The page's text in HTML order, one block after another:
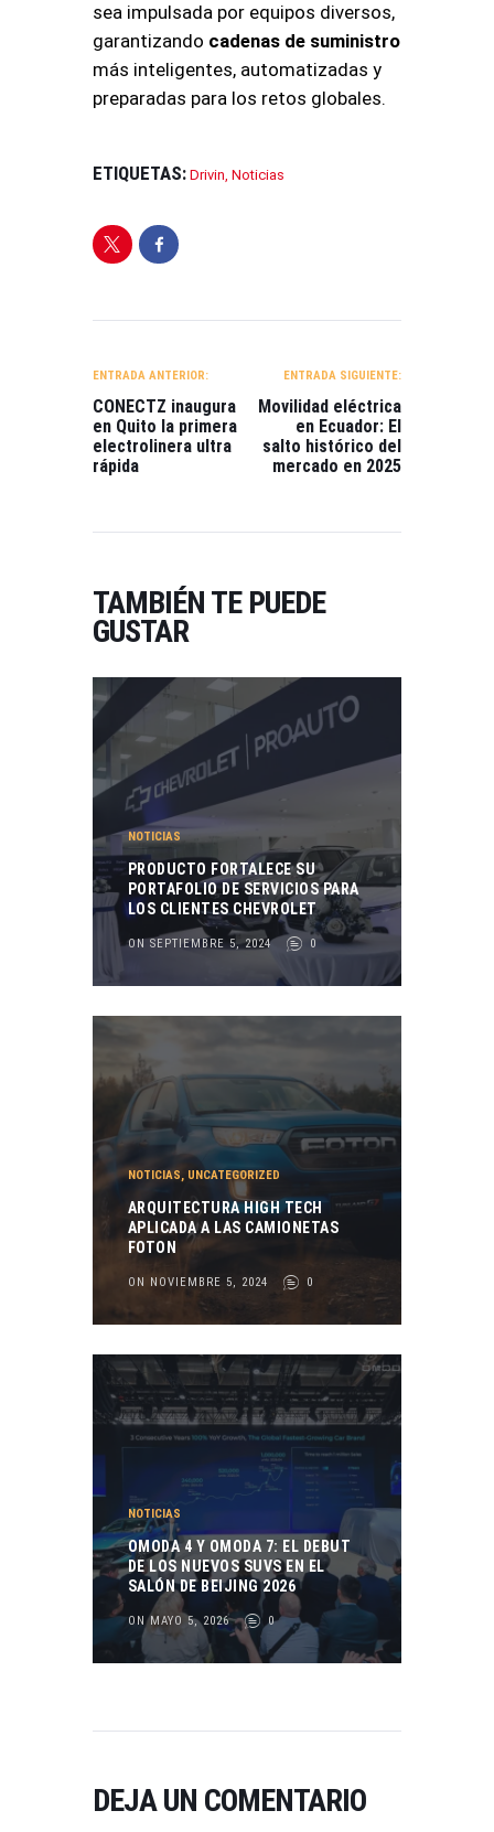
sea impulsada por equipos diversos,
garantizando cadenas de suministro
más inteligentes, automatizadas y
preparadas para los retos globales.
ETIQUETAS: Drivin, Noticias
ENTRADAS
ENTRADA ANTERIOR:
CONECTZ inaugura
en Quito la primera
electrolinera ultra
rápida
ENTRADA SIGUIENTE:
Movilidad eléctrica
en Ecuador: El
salto histórico del
mercado en 2025
TAMBIÉN TE PUEDE
GUSTAR
NOTICIAS
PRODUCTO FORTALECE SU
PORTAFOLIO DE SERVICIOS PARA
LOS CLIENTES CHEVROLET
ON SEPTIEMBRE 5, 2024 0
NOTICIAS, UNCATEGORIZED
ARQUITECTURA HIGH TECH
APLICADA A LAS CAMIONETAS
FOTON
ON NOVIEMBRE 5, 2024 0
NOTICIAS
OMODA 4 Y OMODA 7: EL DEBUT
DE LOS NUEVOS SUVS EN EL
SALÓN DE BEIJING 2026
ON MAYO 5, 2026 0
DEJA UN COMENTARIO